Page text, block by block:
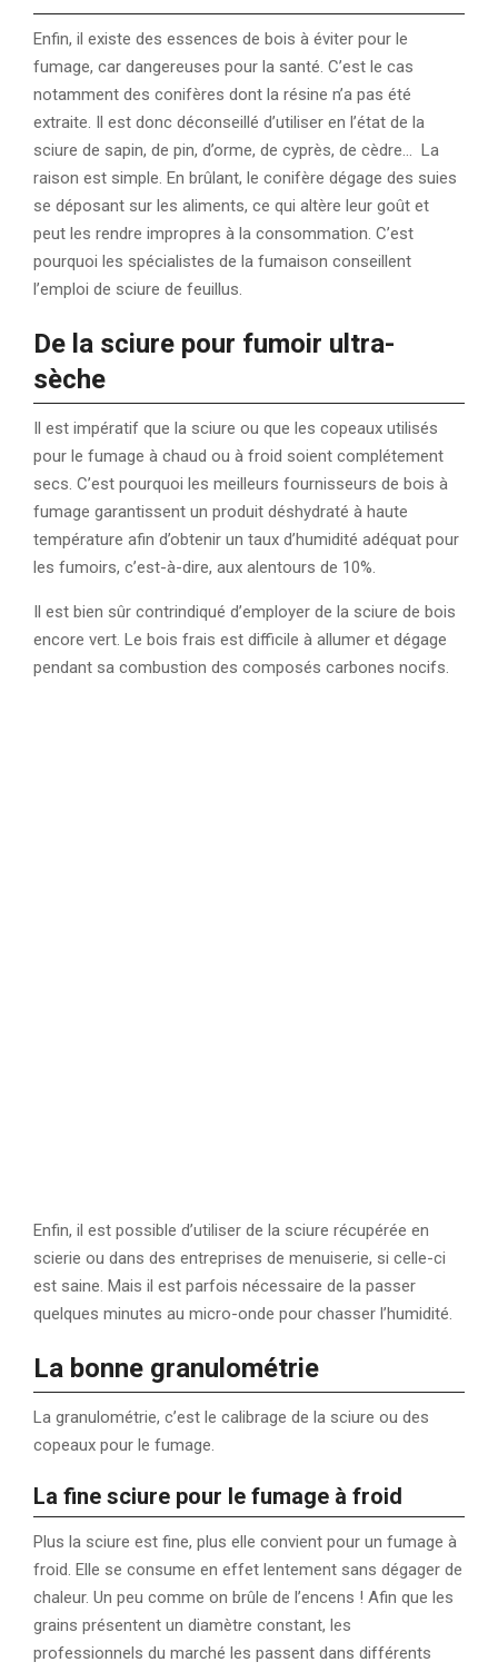
Enfin, il existe des essences de bois à éviter pour le
fumage, car dangereuses pour la santé. C’est le cas
notamment des conifères dont la résine n’a pas été
extraite. Il est donc déconseillé d’utiliser en l’état de la
sciure de sapin, de pin, d’orme, de cyprès, de cèdre… La
raison est simple. En brûlant, le conifère dégage des suies
se déposant sur les aliments, ce qui altère leur goût et
peut les rendre impropres à la consommation. C’est
pourquoi les spécialistes de la fumaison conseillent
l’emploi de sciure de feuillus.
De la sciure pour fumoir ultra-
sèche
Il est impératif que la sciure ou que les copeaux utilisés
pour le fumage à chaud ou à froid soient complétement
secs. C’est pourquoi les meilleurs fournisseurs de bois à
fumage garantissent un produit déshydraté à haute
température afin d’obtenir un taux d’humidité adéquat pour
les fumoirs, c’est-à-dire, aux alentours de 10%.
Il est bien sûr contrindiqué d’employer de la sciure de bois
encore vert. Le bois frais est difficile à allumer et dégage
pendant sa combustion des composés carbones nocifs.
Enfin, il est possible d’utiliser de la sciure récupérée en
scierie ou dans des entreprises de menuiserie, si celle-ci
est saine. Mais il est parfois nécessaire de la passer
quelques minutes au micro-onde pour chasser l’humidité.
La bonne granulométrie
La granulométrie, c’est le calibrage de la sciure ou des
copeaux pour le fumage.
La fine sciure pour le fumage à froid
Plus la sciure est fine, plus elle convient pour un fumage à
froid. Elle se consume en effet lentement sans dégager de
chaleur. Un peu comme on brûle de l’encens ! Afin que les
grains présentent un diamètre constant, les
professionnels du marché les passent dans différents